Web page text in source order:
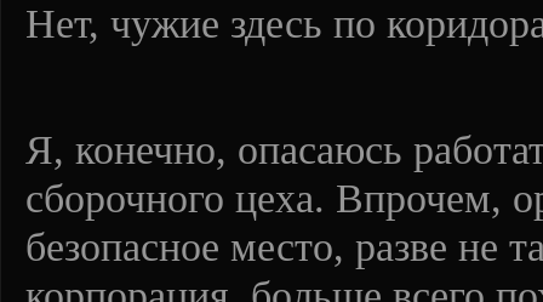
Нет, чужие здесь по
Я, конечно, опасаюсь
сборочного цеха. Впрочем,
безопасное место, разве не